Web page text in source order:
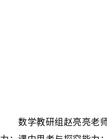
数学教研组赵亮亮老师